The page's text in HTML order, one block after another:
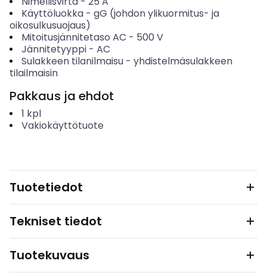
Käyttöluokka- gG (johdon ylikuormitus- ja
oikosulkusuojaus)
Mitoitusjännitetaso AC - 500 V
Jännitetyyppi- AC
Sulakkeen tilanilmaisu- yhdistelmäsulakkeen
tilailmaisin
Pakkaus ja ehdot
1 kpl
Vakiokäyttötuote
Tuotetiedot
Tekniset tiedot
Tuotekuvaus